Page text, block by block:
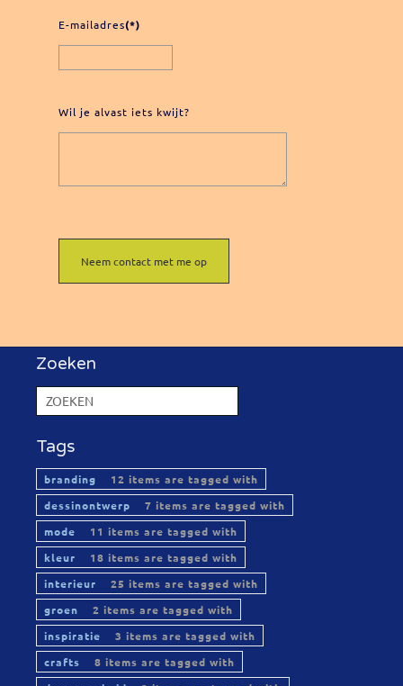
E-mailadres(*)
Wil je alvast iets kwijt?
Neem contact met me op
Zoeken
Tags
branding
12 items are tagged with
dessinontwerp
7 items are tagged with
mode
11 items are tagged with
kleur
18 items are tagged with
interieur
25 items are tagged with
groen
2 items are tagged with
inspiratie
3 items are tagged with
crafts
8 items are tagged with